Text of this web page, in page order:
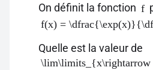
On définit la fonction f
f(x) =
Quelle est la valeur de